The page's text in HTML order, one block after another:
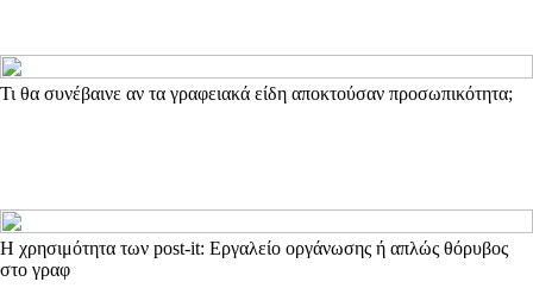
Τι θα συνέβαινε αν τα γραφειακά είδη αποκτούσαν προσωπικότητα;
Η χρησιμότητα των post-it: Εργαλείο οργάνωσης ή απλώς θόρυβος
στο γραφ